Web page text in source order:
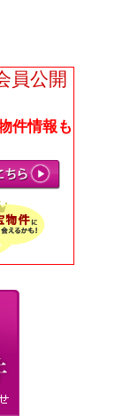
員公開
件情報も